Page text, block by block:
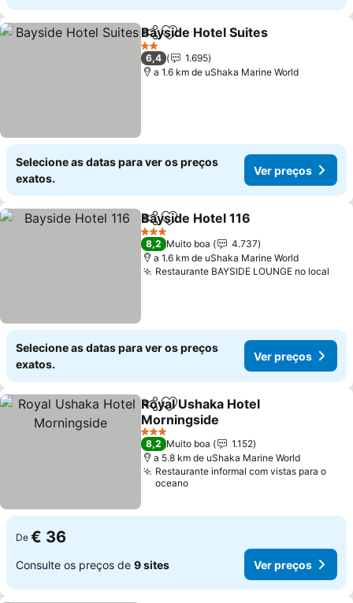
PartilharAdicionar aos favoritos
Bayside Hotel Suites
2 Estrelas
6,4
1.695
a 1.6 km de uShaka Marine World
Selecione as datas para ver os preços
exatos.
Ver preços
PartilharAdicionar aos favoritos
Bayside Hotel 116
3 Estrelas
8,2 Muito boa
4.737
a 1.6 km de uShaka Marine World
Restaurante BAYSIDE LOUNGE no local
Selecione as datas para ver os preços
exatos.
Ver preços
PartilharAdicionar aos favoritos
Royal Ushaka Hotel
Morningside
Ver preços
3 Estrelas
8,2 Muito boa
1.152
a 5.8 km de uShaka Marine World
Restaurante informal com vistas para o
oceano
De € 36
Consulte os preços de 9 sites Ver preços